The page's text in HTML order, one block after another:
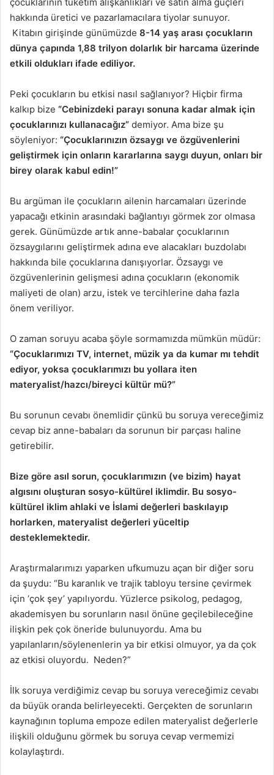
hakkında üretici ve pazarlamacılara tiyolar sunuyor.
Kitabın girişinde günümüzde 8-14 yaş arası çocukların
dünya çapında 1,88 trilyon dolarlık bir harcama üzerinde
etkili oldukları ifade ediliyor.
Peki çocukların bu etkisi nasıl sağlanıyor? Hiçbir firma
kalkıp bize “Cebinizdeki parayı sonuna kadar almak için
çocuklarınızı kullanacağız” demiyor. Ama bize şu
söyleniyor: “Çocuklarınızın özsaygı ve özgüvenlerini
geliştirmek için onların kararlarına saygı duyun, onları bir
birey olarak kabul edin!”
Bu argüman ile çocukların ailenin harcamaları üzerinde
yapacağı etkinin arasındaki bağlantıyı görmek zor olmasa
gerek. Günümüzde artık anne-babalar çocuklarının
özsaygılarını geliştirmek adına eve alacakları buzdolabı
hakkında bile çocuklarına danışıyorlar. Özsaygı ve
özgüvenlerinin gelişmesi adına çocukların (ekonomik
maliyeti de olan) arzu, istek ve tercihlerine daha fazla
önem veriliyor.
O zaman soruyu acaba şöyle sormamızda mümkün müdür:
“Çocuklarımızı TV, internet, müzik ya da kumar mı tehdit
ediyor, yoksa çocuklarımızı bu yollara iten
materyalist/hazcı/bireyci kültür mü?”
Bu sorunun cevabı önemlidir çünkü bu soruya vereceğimiz
cevap biz anne-babaları da sorunun bir parçası haline
getirebilir.
Bize göre asıl sorun, çocuklarımızın (ve bizim) hayat
algısını oluşturan sosyo-kültürel iklimdir. Bu sosyo-
kültürel iklim ahlaki ve İslami değerleri baskılayıp
horlarken, materyalist değerleri yüceltip
desteklemektedir.
Araştırmalarımızı yaparken ufkumuzu açan bir diğer soru
da şuydu: “Bu karanlık ve trajik tabloyu tersine çevirmek
için ‘çok şey’ yapılıyordu. Yüzlerce psikolog, pedagog,
akademisyen bu sorunların nasıl önüne geçilebileceğine
ilişkin pek çok öneride bulunuyordu. Ama bu
yapılanların/söylenenlerin ya bir etkisi olmuyor, ya da çok
az etkisi oluyordu. Neden?”
İlk soruya verdiğimiz cevap bu soruya vereceğimiz cevabı
da büyük oranda belirleyecekti. Gerçekten de sorunların
kaynağının topluma empoze edilen materyalist değerlerle
ilişkili olduğunu görmek bu soruya cevap vermemizi
kolaylaştırdı.